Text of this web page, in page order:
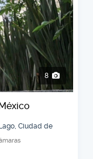
8
Ciudad de